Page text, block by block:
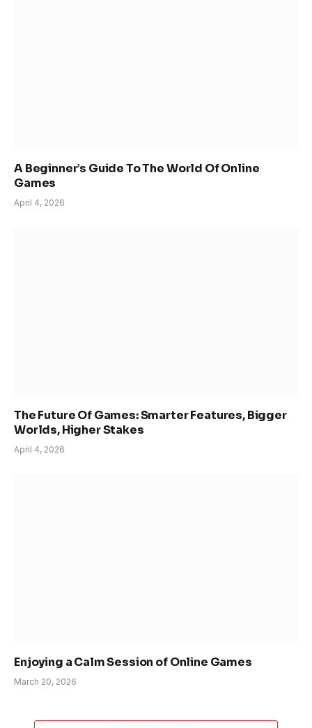
A Beginner’s Guide To The World Of Online
Games
April 4, 2026
The Future Of Games: Smarter Features, Bigger
Worlds, Higher Stakes
April 4, 2026
Enjoying a Calm Session of Online Games
March 20, 2026